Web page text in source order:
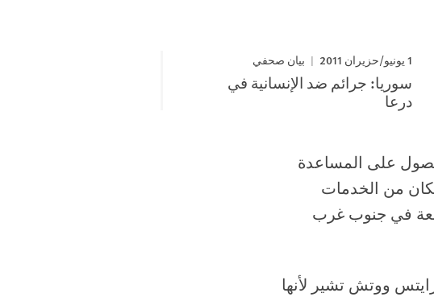
1 يونيو/حزيران 2011 بيان صحفي
سوريا: جرائم ضد الإنسانية في
درعا
على المساعدة
من الخدمات
في جنوب غرب
ووتش تشير لأنها